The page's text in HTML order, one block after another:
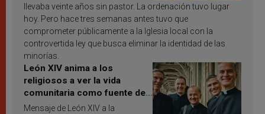
llevaba veinte años sin pastor. La ordenación tuvo lugar
hoy. Pero hace tres semanas antes tuvo que
comprometer públicamente a la Iglesia local con la
controvertida ley que busca eliminar la identidad de las
minorías.
León XIV anima a los
religiosos a ver la vida
comunitaria como fuente de
inspiración y santificación
Mensaje de León XIV a la